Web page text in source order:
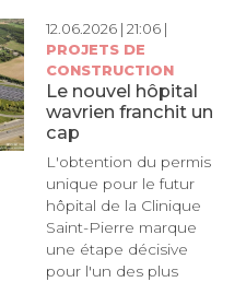
12.06.2026 | 21:06 |
PROJETS DE
CONSTRUCTION
Le nouvel hôpital
wavrien franchit un
cap
L'obtention du permis
unique pour le futur
hôpital de la Clinique
Saint-Pierre marque
une étape décisive
pour l'un des plus